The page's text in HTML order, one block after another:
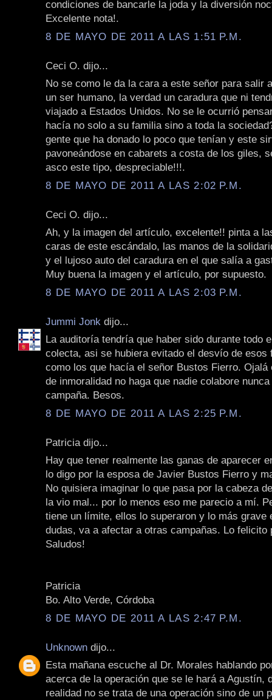
condiciones de bancarle la joda y la diversión
Excelente nota!.
8 DE MAYO DE 2011 A LAS 1:51 P.M.
Ceci O. dijo...
No se como le da la cara a este señor para salir
un ser humano, la verdad un caradura que ni
viajado a Estados Unidos. No se le ocurrió
hacía no solo a su familia sino a toda la
gente que ha donado lo poco que tenían y este
pavoneándose en cabarets a costa de los giles,
asco este tipo, despreciable!!!.
8 DE MAYO DE 2011 A LAS 2:02 P.M.
Ceci O. dijo...
Ah, y la imagen del artículo, excelente!! pinta a
caras de este escándalo, las manos de la
y el lujoso auto del caradura en el que salía a
Muy buena la imagen y el artículo, por supuesto.
8 DE MAYO DE 2011 A LAS 2:03 P.M.
Jummi Jonk dijo...
La auditoría tendría que haber sido durante todo
colecta, asi se hubiera evitado el desvío de esos
como los que hacía el señor Bustos Fierro. Ojalá
de inmoralidad no haga que nadie colabore
campaña. Besos.
8 DE MAYO DE 2011 A LAS 2:25 P.M.
Patricia dijo...
Hay que tener realmente las ganas de aparecer
lo digo por la esposa de Javier Bustos Fierro y
No quisiera imaginar lo que pasa por la cabeza
la vio mal... por lo menos eso me parecio a mí.
tiene un límite, ellos lo superaron y lo más grave
dudas, va a afectar a otras campañas. Lo felicito
Saludos!
Patricia
Bo. Alto Verde, Córdoba
8 DE MAYO DE 2011 A LAS 2:47 P.M.
Unknown dijo...
Esta mañana escuche al Dr. Morales hablando
acerca de la operación que se le hará a Agustín,
realidad no se trata de una operación sino de un